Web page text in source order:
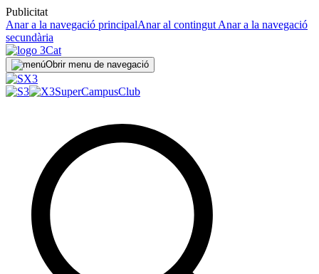
Publicitat
Anar a la navegació principalAnar al contingut Anar a la navegació
secundària
Obrir menu de navegació
SuperCampusClub